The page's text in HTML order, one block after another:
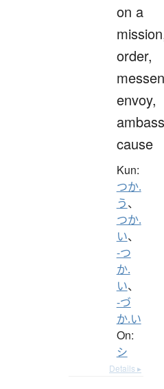
on a
order,
envoy,
cause
Kun:
つか.
う、
つか.
い、
-つ
か.
い、
-づ
か.い
On:
シ
Details ▸